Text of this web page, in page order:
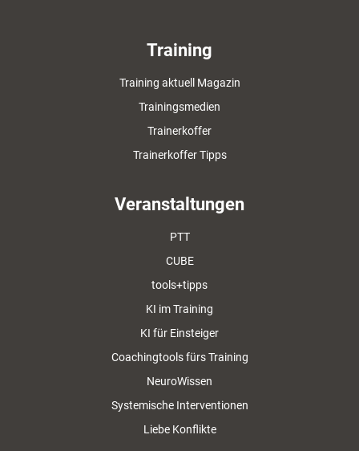
Training
Training aktuell Magazin
Trainingsmedien
Trainerkoffer
Trainerkoffer Tipps
Veranstaltungen
PTT
CUBE
tools+tipps
KI im Training
KI für Einsteiger
Coachingtools fürs Training
NeuroWissen
Systemische Interventionen
Liebe Konflikte